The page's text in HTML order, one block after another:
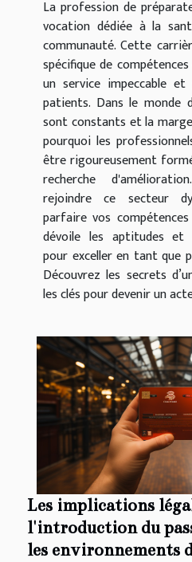
La profession de
vocation dédiée à la
communauté. Cette
spécifique de
un service impeccable
patients. Dans le monde
sont constants et la
pourquoi les
être rigoureusement
recherche
rejoindre ce secteur
parfaire vos
dévoile les aptitudes et
pour exceller en tant que
Découvrez les secrets
les clés pour devenir un
Les implications
l'introduction du
les environnements